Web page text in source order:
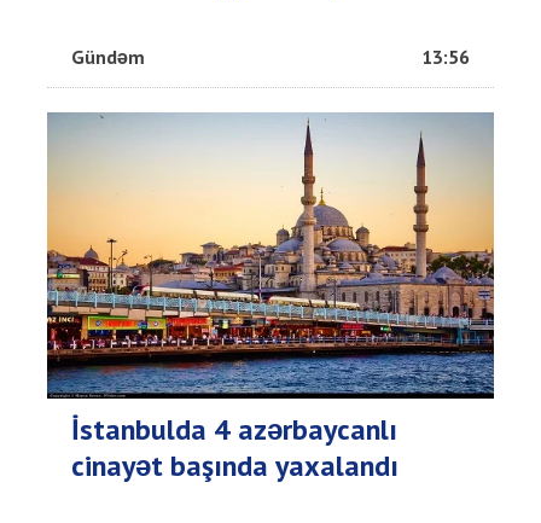
Gündəm 13:56
İstanbulda 4 azərbaycanlı
cinayət başında yaxalandı